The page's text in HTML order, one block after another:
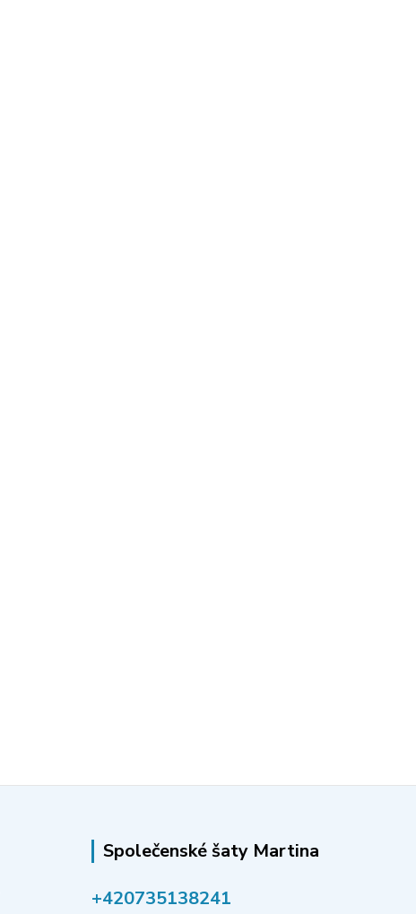
Společenské šaty Martina
‭+420735138241